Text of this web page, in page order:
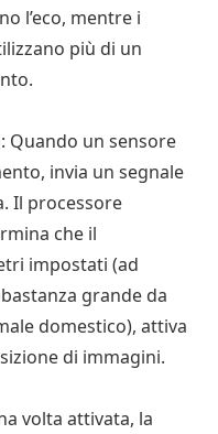
l’eco, mentre i
più di un
Quando un sensore
invia un segnale
Il processore
che il
impostati (ad
grande da
domestico), attiva
di immagini.
volta attivata, la